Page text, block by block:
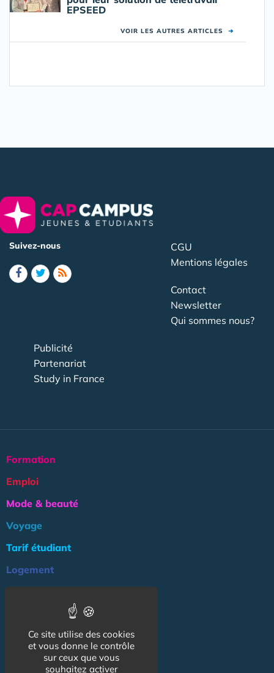
EPSEED
VOIR LES AUTRES ARTICLES ➜
Suivez-nous
CGU
Mentions légales
Contact
Newsletter
Qui sommes nous?
Publicité
Partenariat
Study in France
Formation
Emploi
Mode & beauté
Voyage
Tarif étudiant
Logement
Association
NOS AUTRES SITES :
Ce site utilise des cookies
et vous donne le contrôle
sur ceux que vous
souhaitez activer